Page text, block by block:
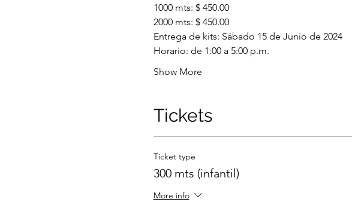
1000 mts: $ 450.00
2000 mts: $ 450.00
Entrega de kits: Sábado 15 de Junio de 2024
Horario: de 1:00 a 5:00 p.m.
Show More
Tickets
Ticket type
300 mts (infantil)
More info